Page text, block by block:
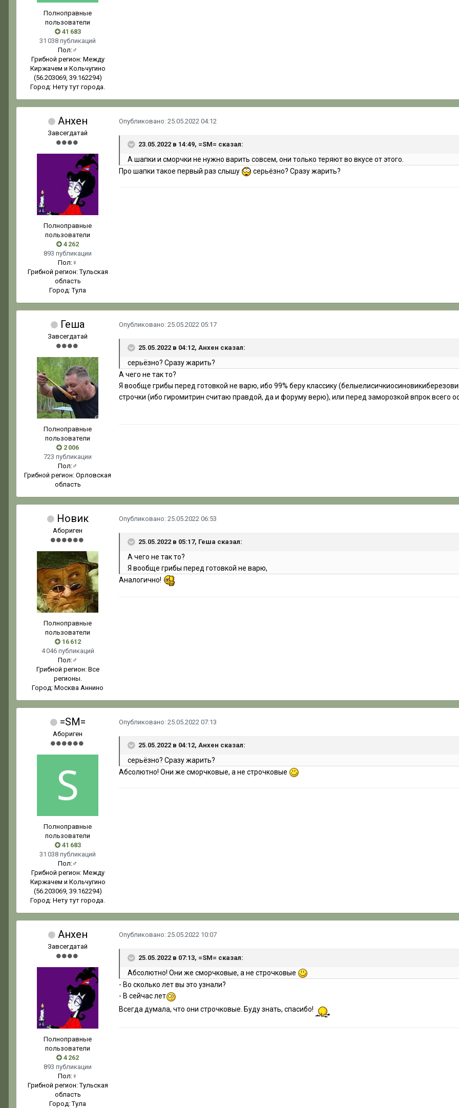
Полноправные
пользователи
41 683
31 038 публикаций
Пол:♂
Грибной регион: Между
Киржачем и Кольчугино
(56.203069, 39.162294)
Город: Нету тут города.
Анхен
Завсегдатай
Полноправные
пользователи
4 262
893 публикации
Пол: ♀
Грибной регион:Тульская
область
Город:Тула
Опубликовано: 25.05.2022 04:12
23.05.2022 в 14:49, =SM= сказал:
А шапки и сморчки не нужно варить совсем, они только теряют во вкусе от этого.
Про шапки такое первый раз слышу
серьёзно? Сразу жарить?
Геша
Завсегдатай
Полноправные
пользователи
2 006
723 публикации
Пол:♂
Грибной регион: Орловская
область
Опубликовано: 25.05.2022 05:17
25.05.2022 в 04:12, Анхен сказал:
серьёзно? Сразу жарить?
А чего не так то?
Я вообще грибы перед готовкой не варю, ибо 99% беру классику
строчки (ибо гиромитрин считаю правдой, да и форуму верю), или перед заморозкой впрок всего
Новик
Абориген
Полноправные
пользователи
16 612
4 046 публикаций
Пол:♂
Грибной регион: Все
регионы.
Город: Москва Аннино
Опубликовано: 25.05.2022 06:53
25.05.2022 в 05:17, Геша сказал:
А чего не так то?
Я вообще грибы перед готовкой не варю,
Аналогично!
=SM=
Абориген
Полноправные
пользователи
41 683
31 038 публикаций
Пол:♂
Грибной регион: Между
Киржачем и Кольчугино
(56.203069, 39.162294)
Город: Нету тут города.
Опубликовано: 25.05.2022 07:13
25.05.2022 в 04:12, Анхен сказал:
серьёзно? Сразу жарить?
Абсолютно! Они же сморчковые, а не строчковые
Анхен
Завсегдатай
Полноправные
пользователи
4 262
893 публикации
Пол: ♀
Грибной регион:Тульская
область
Город:Тула
Опубликовано: 25.05.2022 10:07
25.05.2022 в 07:13, =SM= сказал:
Абсолютно! Они же сморчковые, а не строчковые
- Во сколько лет вы это узнали?
- В сейчас лет
Всегда думала, что они строчковые. Буду знать, спасибо!